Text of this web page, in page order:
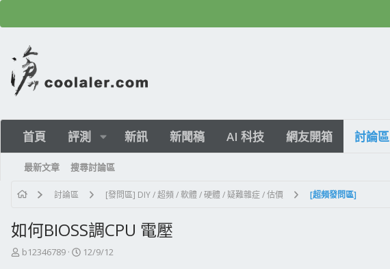
首頁 評測 新訊 新聞稿 AI 科技 網友開箱 討論區
最新文章 搜尋討論區
討論區 [發問區] DIY / 超頻 / 軟體 / 硬體 / 疑難雜症 / 估價 [超頻發問區]
如何BIOSS調CPU 電壓
主
b12346789
開
12/9/12